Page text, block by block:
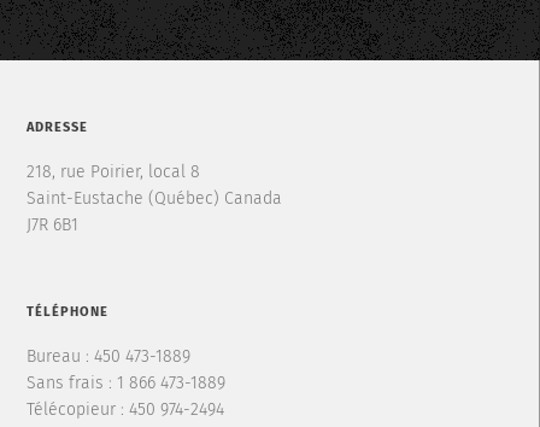
ADRESSE
218, rue Poirier, local 8
Saint-Eustache (Québec) Canada
J7R 6B1
TÉLÉPHONE
Bureau : 450 473-1889
Sans frais : 1 866 473-1889
Télécopieur : 450 974-2494